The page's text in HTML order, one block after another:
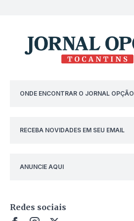
ONDE ENCONTRAR O JORNAL OPÇÃO
RECEBA NOVIDADES EM SEU EMAIL
ANUNCIE AQUI
Redes sociais